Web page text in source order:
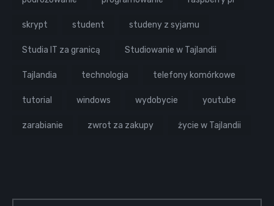
skrypt student studeny z syjamu
Studia IT za granicą Studiowanie w Tajlandii
Tajlandia technologia telefony komórkowe
tutorial windows wydobycie youtube
zarabianie zwrot za zakupy życie w Tajlandii